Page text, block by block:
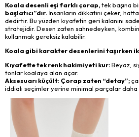
Koala desenli eşi farklı çorap,tek başına
başlatıcı”dır. İnsanların dikkatini çeker,
dedirtir. Bu yüzden kıyafetin geri kalanını
stratejidir. Desen zaten sahnedeyken,
kullanmak gereksiz kalabilir.
Koala gibi karakter desenlerini taşırken
Kıyafette tek renk hakimiyeti kur:Beyaz,
tonlar koalaya alan açar.
Aksesuarı küçült: Çorap zaten “detay”;
iddialı seçimler yerine minimal parçalar daha